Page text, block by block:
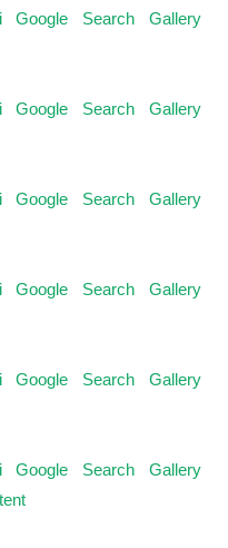
Google Search Gallery
Google Search Gallery
Google Search Gallery
Google Search Gallery
Google Search Gallery
Google Search Gallery